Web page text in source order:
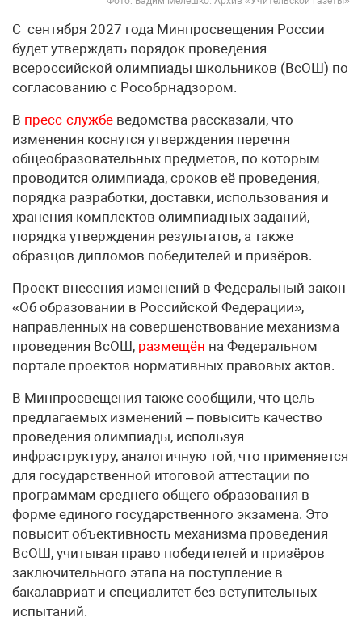
С сентября 2027 года Минпросвещения России
будет утверждать порядок проведения
всероссийской олимпиады школьников (ВсОШ) по
согласованию с Рособрнадзором.
В пресс-службе ведомства рассказали, что
изменения коснутся утверждения перечня
общеобразовательных предметов, по которым
проводится олимпиада, сроков её проведения,
порядка разработки, доставки, использования и
хранения комплектов олимпиадных заданий,
порядка утверждения результатов, а также
образцов дипломов победителей и призёров.
Проект внесения изменений в Федеральный закон
«Об образовании в Российской Федерации»,
направленных на совершенствование механизма
проведения ВсОШ, размещён на Федеральном
портале проектов нормативных правовых актов.
В Минпросвещения также сообщили, что цель
предлагаемых изменений – повысить качество
проведения олимпиады, используя
инфраструктуру, аналогичную той, что применяется
для государственной итоговой аттестации по
программам среднего общего образования в
форме единого государственного экзамена. Это
повысит объективность механизма проведения
ВсОШ, учитывая право победителей и призёров
заключительного этапа на поступление в
бакалавриат и специалитет без вступительных
испытаний.